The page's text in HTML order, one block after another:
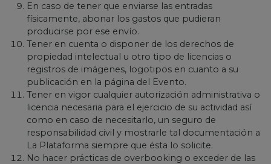
En caso de tener que enviarse las entradas
físicamente, abonar los gastos que pudieran
producirse por ese envío.
Tener en cuenta o disponer de los derechos de
propiedad intelectual u otro tipo de licencias o
registros de imágenes, logotipos en cuanto a su
publicación en la página del Evento.
Tener en vigor cualquier autorización administrativa o
licencia necesaria para el ejercicio de su actividad así
como en caso de necesitarlo, un seguro de
responsabilidad civil y mostrarle tal documentación a
La Plataforma siempre que ésta lo solicite.
No hacer prácticas de overbooking o exceder de las